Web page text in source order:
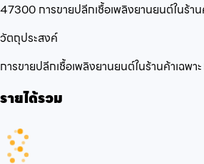
47300 การขายปลีกเชื้อเพลิงยานยนต์ในร้า
วัตถุประสงค์
การขายปลีกเชื้อเพลิงยานยนต์ในร้านค้าเฉพ
รายได้รวม